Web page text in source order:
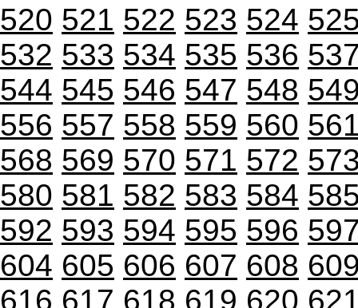
520 521 522 523 524
532 533 534 535 536
544 545 546 547 548
556 557 558 559 560
568 569 570 571 572
580 581 582 583 584
592 593 594 595 596
604 605 606 607 608
616 617 618 619 620